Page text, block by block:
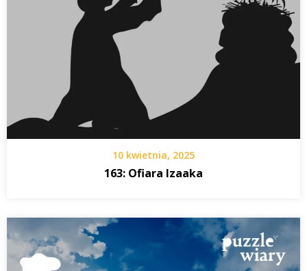
10 kwietnia, 2025
163: Ofiara Izaaka